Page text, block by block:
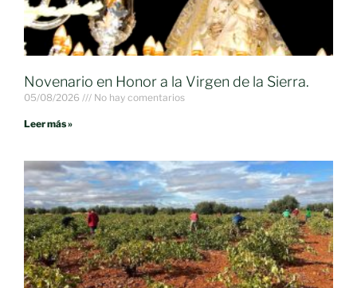
Novenario en Honor a la Virgen de la Sierra.
05/08/2026 No hay comentarios
Leer más »